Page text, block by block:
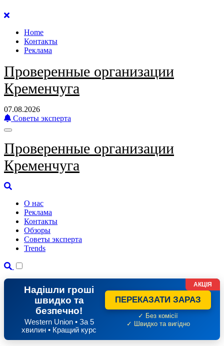
Перейти
содержанию
Home
Контакты
Реклама
Проверенные организации
Кременчуга
07.08.2026
Советы эксперта
Проверенные организации
Кременчуга
О нас
Реклама
Контакты
Обзоры
Советы эксперта
Trends
Надішли гроші
швидко та
безпечно!
Western Union • За 5
хвилин • Кращий курс
ПЕРЕКАЗАТИ ЗАРАЗ
✓ Без комісії
✓ Швидко та вигідно
АКЦІЯ